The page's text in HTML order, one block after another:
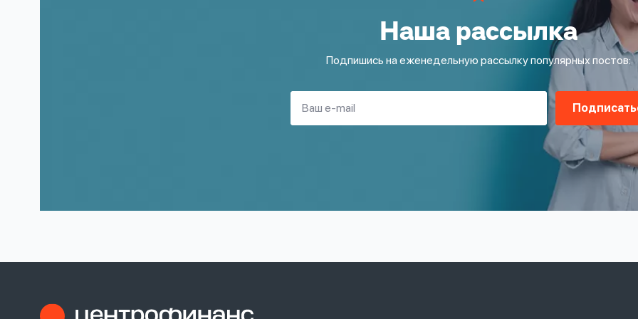
Наша рассылка
Подпишись на еженедельную рассылку популярных постов: